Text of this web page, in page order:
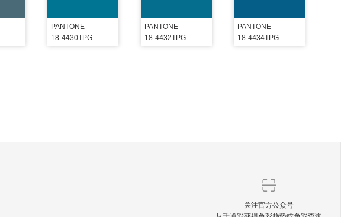
PANTONE
18-4430TPG
PANTONE
18-4432TPG
PANTONE
18-4434TPG
关注官方公众号